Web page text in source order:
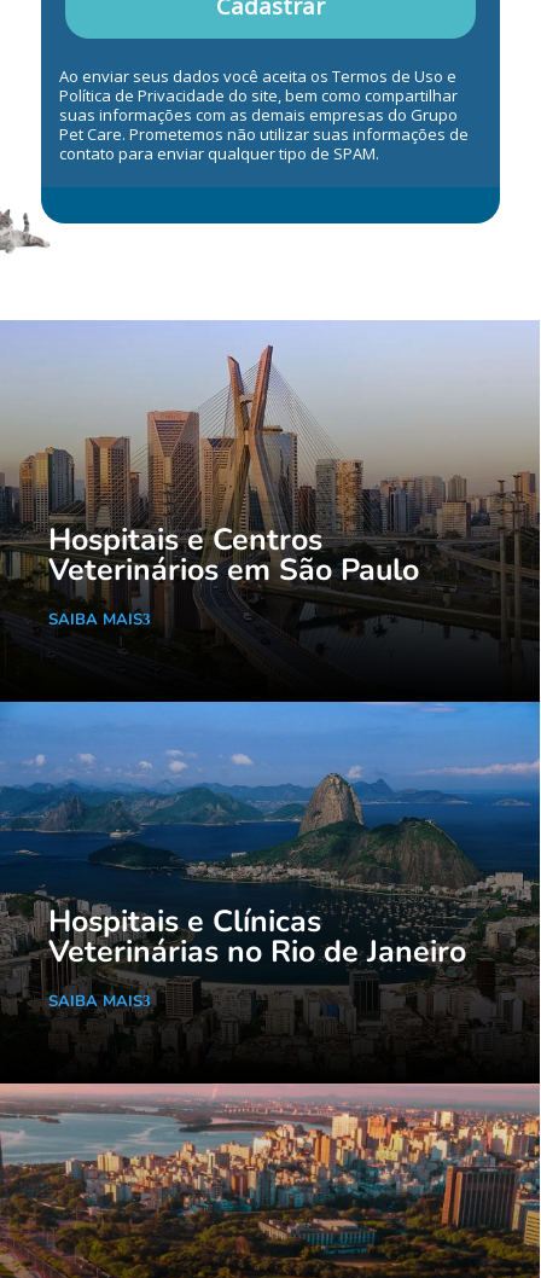
Ao enviar seus dados você aceita os Termos de Uso e
Política de Privacidade do site, bem como compartilhar
suas informações com as demais empresas do Grupo
Pet Care. Prometemos não utilizar suas informações de
contato para enviar qualquer tipo de SPAM.
Hospitais e Centros
Veterinários em São Paulo
SAIBA MAIS
Hospitais e Clínicas
Veterinárias no Rio de Janeiro
SAIBA MAIS